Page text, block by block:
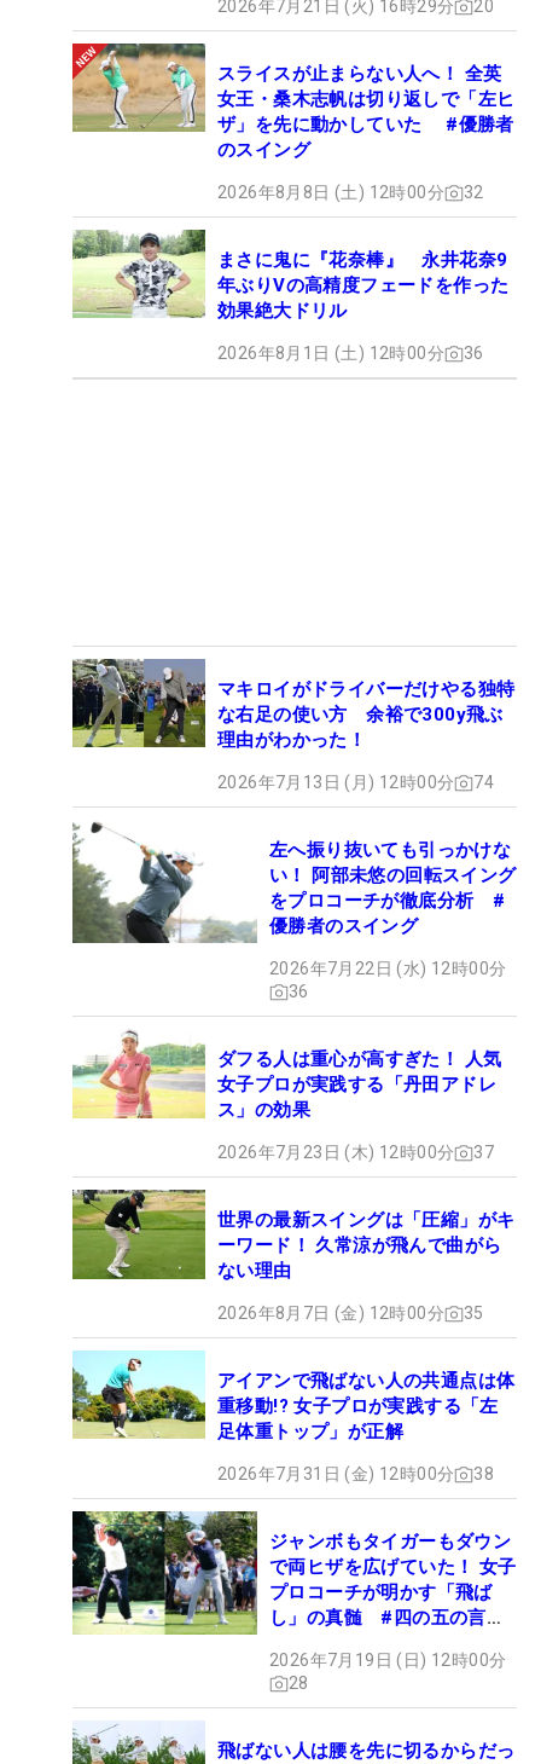
2026年7月21日 (火) 16時29分 20
スライスが止まらない人へ！ 全英
女王・桑木志帆は切り返しで「左ヒ
ザ」を先に動かしていた #優勝者
のスイング
2026年8月8日 (土) 12時00分 32
まさに鬼に『花奈棒』 永井花奈9
年ぶりVの高精度フェードを作った
効果絶大ドリル
2026年8月1日 (土) 12時00分 36
マキロイがドライバーだけやる独特
な右足の使い方 余裕で300y飛ぶ
理由がわかった！
2026年7月13日 (月) 12時00分 74
左へ振り抜いても引っかけな
い！ 阿部未悠の回転スイング
をプロコーチが徹底分析 #
優勝者のスイング
2026年7月22日 (水) 12時00分
36
ダフる人は重心が高すぎた！ 人気
女子プロが実践する「丹田アドレ
ス」の効果
2026年7月23日 (木) 12時00分 37
世界の最新スイングは「圧縮」がキ
ーワード！ 久常涼が飛んで曲がら
ない理由
2026年8月7日 (金) 12時00分 35
アイアンで飛ばない人の共通点は体
重移動!? 女子プロが実践する「左
足体重トップ」が正解
2026年7月31日 (金) 12時00分 38
ジャンボもタイガーもダウン
で両ヒザを広げていた！ 女子
プロコーチが明かす「飛ば
し」の真髄 #四の五の言わ
2026年7月19日 (日) 12時00分
28
飛ばない人は腰を先に切るからだっ